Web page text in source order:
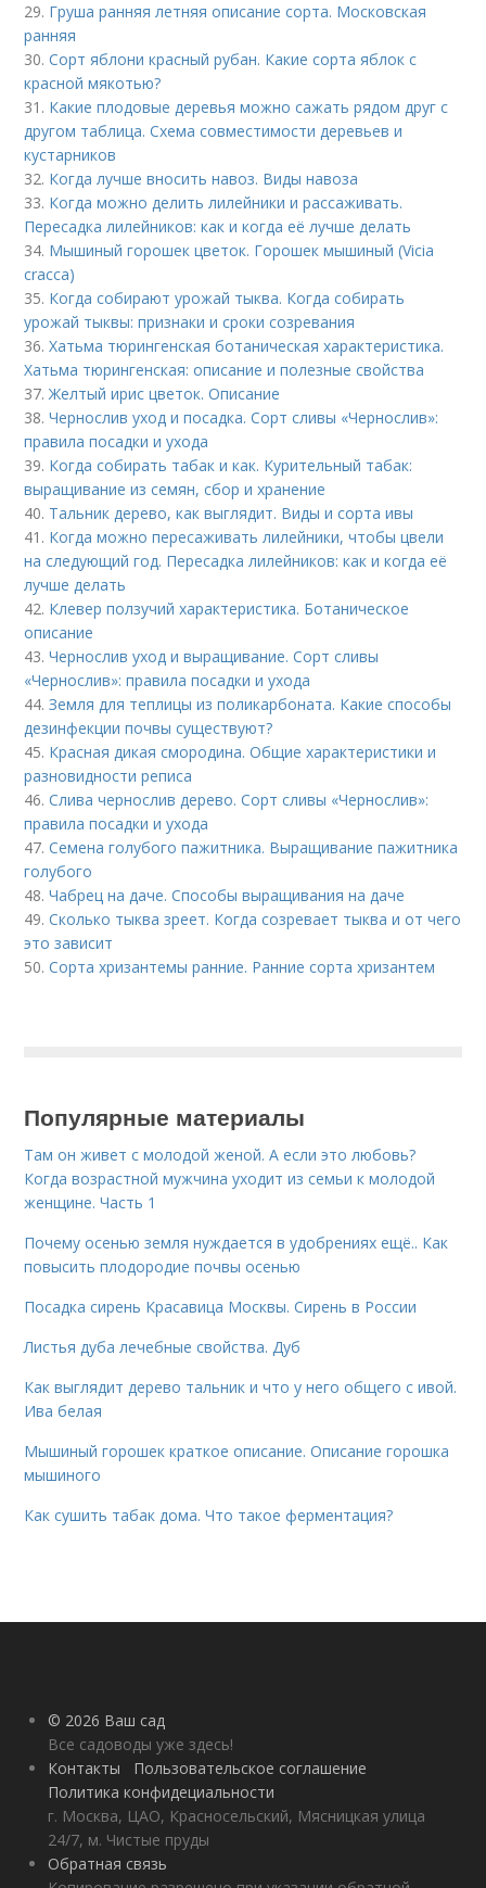
29. Груша ранняя летняя описание сорта. Московская
ранняя
30.Сорт яблони красный рубан. Какие сорта яблок с
красной мякотью?
31. Какие плодовые деревья можно сажать рядом друг с
другом таблица. Схема совместимости деревьев и
кустарников
32. Когда лучше вносить навоз. Виды навоза
33. Когда можно делить лилейники и рассаживать.
Пересадка лилейников: как и когда её лучше делать
34. Мышиный горошек цветок. Горошек мышиный (Vicia
cracca)
35. Когда собирают урожай тыква. Когда собирать
урожай тыквы: признаки и сроки созревания
36.Хатьма тюрингенская ботаническая характеристика.
Хатьма тюрингенская: описание и полезные свойства
37.Желтый ирис цветок. Описание
38.Чернослив уход и посадка. Сорт сливы «Чернослив»:
правила посадки и ухода
39. Когда собирать табак и как. Курительный табак:
выращивание из семян, сбор и хранение
40. Тальник дерево, как выглядит. Виды и сорта ивы
41. Когда можно пересаживать лилейники, чтобы цвели
на следующий год. Пересадка лилейников: как и когда её
лучше делать
42. Клевер ползучий характеристика. Ботаническое
описание
43.Чернослив уход и выращивание. Сорт сливы
«Чернослив»: правила посадки и ухода
44.Земля для теплицы из поликарбоната. Какие способы
дезинфекции почвы существуют?
45. Красная дикая смородина. Общие характеристики и
разновидности реписа
46.Слива чернослив дерево. Сорт сливы «Чернослив»:
правила посадки и ухода
47.Семена голубого пажитника. Выращивание пажитника
голубого
48.Чабрец на даче. Способы выращивания на даче
49.Сколько тыква зреет. Когда созревает тыква и от чего
это зависит
50.Сорта хризантемы ранние. Ранние сорта хризантем
Популярные материалы
Там он живет с молодой женой. А если это любовь?
Когда возрастной мужчина уходит из семьи к молодой
женщине. Часть 1
Почему осенью земля нуждается в удобрениях ещё.. Как
повысить плодородие почвы осенью
Посадка сирень Красавица Москвы. Сирень в России
Листья дуба лечебные свойства. Дуб
Как выглядит дерево тальник и что у него общего с ивой.
Ива белая
Мышиный горошек краткое описание. Описание горошка
мышиного
Как сушить табак дома. Что такое ферментация?
© 2026 Ваш сад
Все садоводы уже здесь!
Контакты
Пользовательское соглашение
Политика конфидециальности
г. Москва, ЦАО, Красносельский, Мясницкая улица
24/7, м. Чистые пруды
Обратная связь